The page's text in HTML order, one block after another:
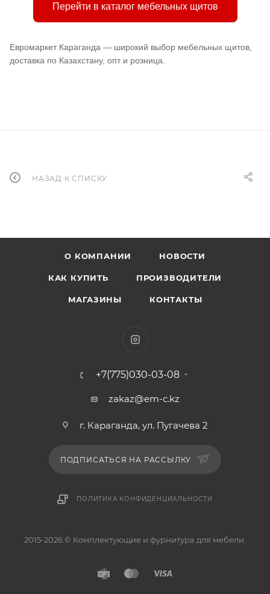
Перейти в каталог мебельных щитов
Евромаркет Караганда — широкий выбор мебельных щитов,
доставка по Казахстану, опт и розница.
НАЗАД К СПИСКУ
О КОМПАНИИ НОВОСТИ
КАК КУПИТЬ ПРОИЗВОДИТЕЛИ
МАГАЗИНЫ КОНТАКТЫ
+7(775)030-03-08
zakaz@em-c.kz
г. Караганда, ул. Пугачева 2
ПОДПИСАТЬСЯ НА РАССЫЛКУ
ПОЛИТИКА КОНФИДЕНЦИАЛЬНОСТИ
2015-2026 © Комплектующие и фурнитура для мебели.